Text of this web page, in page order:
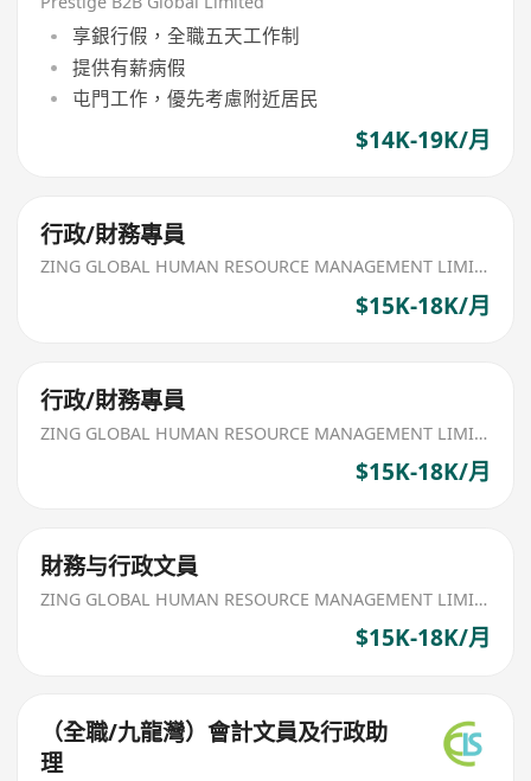
享銀行假，全職五天工作制
提供有薪病假
屯門工作，優先考慮附近居民
$14K-19K/月
行政/財務專員
ZING GLOBAL HUMAN RESOURCE MANAGEMENT LIMITED
$15K-18K/月
行政/財務專員
ZING GLOBAL HUMAN RESOURCE MANAGEMENT LIMITED
$15K-18K/月
財務与行政文員
ZING GLOBAL HUMAN RESOURCE MANAGEMENT LIMITED
$15K-18K/月
（全職/九龍灣）會計文員及行政助
理